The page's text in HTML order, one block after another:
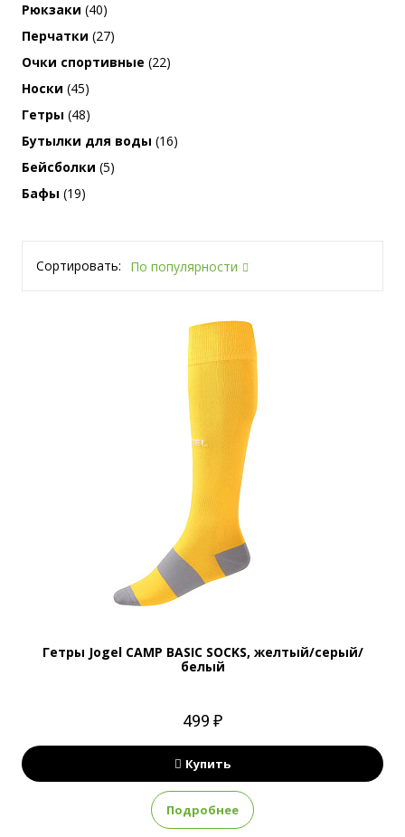
Рюкзаки (40)
Перчатки (27)
Очки спортивные (22)
Носки (45)
Гетры (48)
Бутылки для воды (16)
Бейсболки (5)
Бафы (19)
Сортировать: По популярности
Гетры Jogel CAMP BASIC SOCKS, желтый/серый/
белый
499 ₽
Купить
Подробнее